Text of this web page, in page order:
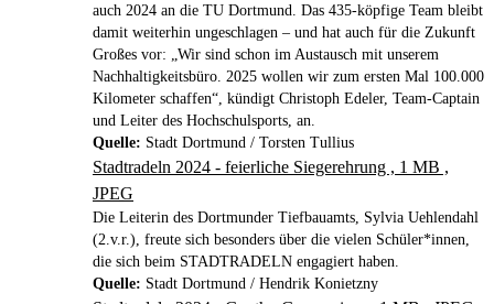
auch 2024 an die TU Dortmund. Das 435-köpfige Team bleibt
damit weiterhin ungeschlagen – und hat auch für die Zukunft
Großes vor: „Wir sind schon im Austausch mit unserem
Nachhaltigkeitsbüro. 2025 wollen wir zum ersten Mal 100.000
Kilometer schaffen“, kündigt Christoph Edeler, Team-Captain
und Leiter des Hochschulsports, an.
Quelle: Stadt Dortmund / Torsten Tullius
Stadtradeln 2024 - feierliche Siegerehrung , 1 MB ,
JPEG
Die Leiterin des Dortmunder Tiefbauamts, Sylvia Uehlendahl
(2.v.r.), freute sich besonders über die vielen Schüler*innen,
die sich beim STADTRADELN engagiert haben.
Quelle: Stadt Dortmund / Hendrik Konietzny